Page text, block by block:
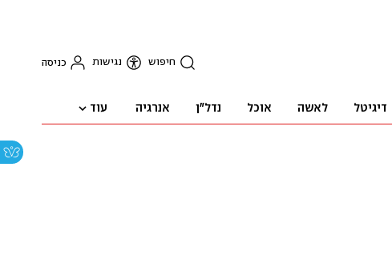
חיפוש נגישות כניסה
דיגיטל לאשה אוכל נדל"ן אנרגיה עוד